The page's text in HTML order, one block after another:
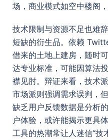
场，商业模式如空中楼阁，
技术限制与资源不足也难
短缺的衍生品。依赖
借来的土地上建房，随时
达专业标准，可能因算法
襟见肘。辩证来看，技术
市场派则强调需求误判，
缺乏用户反馈数据是分析
户体验，或许能揭示更具
工具的热潮常让人迷信“